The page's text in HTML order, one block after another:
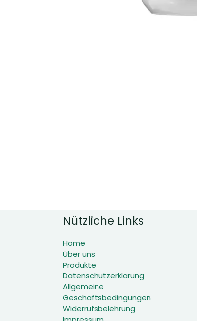
Nützliche Links
Home
Über uns
Produkte
Datenschutzerklärung
Allgemeine
Geschäftsbedingungen
Widerrufsbelehrung